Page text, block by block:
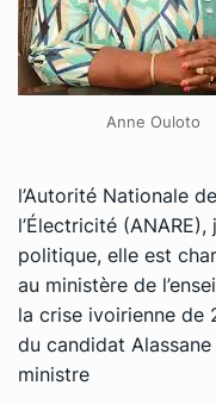
Anne Ouloto
l’Autorité Nationale
l’Électricité
politique, elle est
au ministère de
la crise ivoirienne de
du candidat
ministre